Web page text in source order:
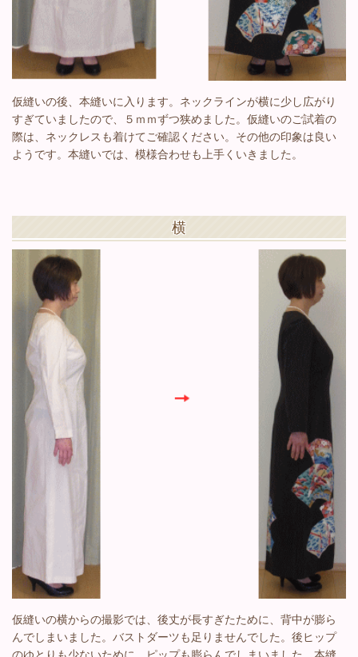
仮縫いの後、本縫いに入ります。ネックラインが横に少し広がり
すぎていましたので、５ｍｍずつ狭めました。仮縫いのご試着の
際は、ネックレスも着けてご確認ください。その他の印象は良い
ようです。本縫いでは、模様合わせも上手くいきました。
横
仮縫いの横からの撮影では、後丈が長すぎたために、背中が膨ら
んでしまいました。バストダーツも足りませんでした。後ヒップ